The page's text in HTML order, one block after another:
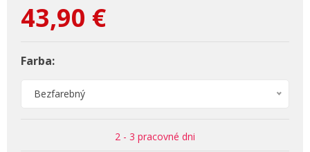
43,90 €
Farba:
Bezfarebný
2 - 3 pracovné dni